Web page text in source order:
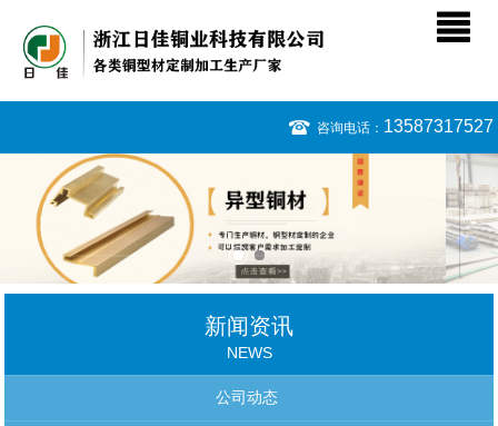
咨询电话： 13587317527
新闻资讯
NEWS
公司动态